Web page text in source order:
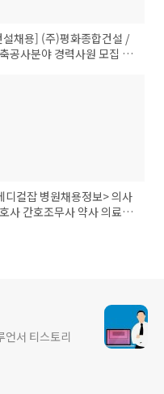
설채용] (주)평화종합건설 /
공사분야 경력사원 모집 취
디컬잡 병원채용정보> 의사
사 간호조무사 약사 의료인
서 티스토리